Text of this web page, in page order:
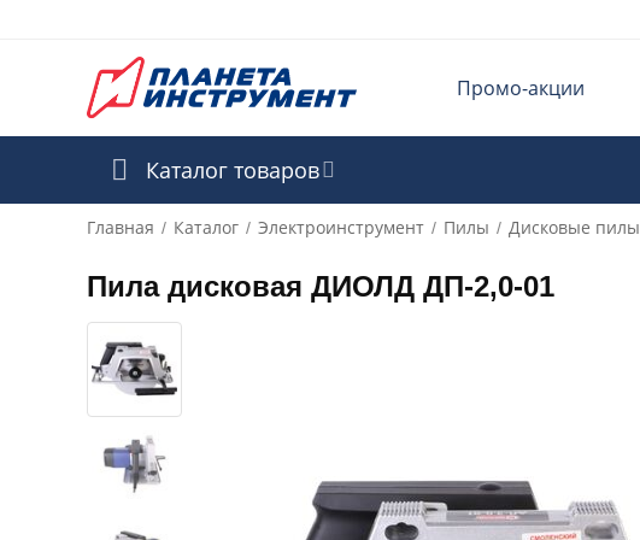
Промо-акции
Каталог товаров
Главная / Каталог / Электроинструмент / Пилы / Дисковые пилы
Пила дисковая ДИОЛД ДП-2,0-01